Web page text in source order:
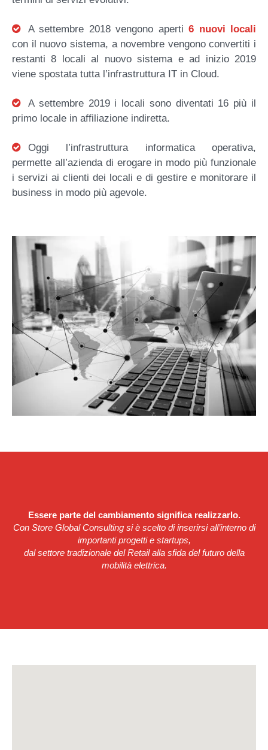
A settembre 2018 vengono aperti 6 nuovi locali
con il nuovo sistema, a novembre vengono convertiti i
restanti 8 locali al nuovo sistema e ad inizio 2019
viene spostata tutta l’infrastruttura IT in Cloud.
A settembre 2019 i locali sono diventati 16 più il
primo locale in affiliazione indiretta.
Oggi l’infrastruttura informatica operativa,
permette all’azienda di erogare in modo più funzionale
i servizi ai clienti dei locali e di gestire e monitorare il
business in modo più agevole.
Essere parte del cambiamento significa realizzarlo.
Con Store Global Consulting si è scelto di inserirsi all’interno di
importanti progetti e startups,
dal settore tradizionale del Retail alla sfida del futuro della
mobilità elettrica.